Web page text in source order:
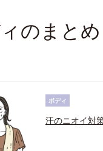
のまとめ
ボディ
汗のニオイ対